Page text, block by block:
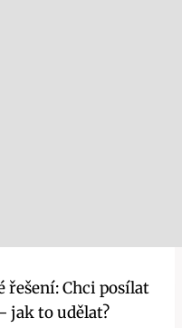
řešení: Chci posílat
jak to udělat?